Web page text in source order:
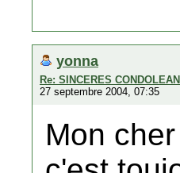
yonna
Re: SINCERES
27 septembre 2004, 07:35
Mon